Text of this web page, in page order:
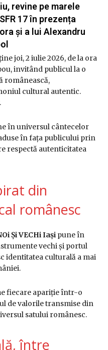
joi, 2 iulie 2026, de la ora
invitând publicul la o
românească,
cultural autentic.
în universul cântecelor
în fața publicului prin
respectă autenticitatea
din
românesc
Și VECHi Iași pune în
vechi și portul
identitatea culturală a mai
fiecare apariție într-o
de valorile transmise din
satului românesc.
între
revine pe marele
17 în prezența
și a lui Alexandru